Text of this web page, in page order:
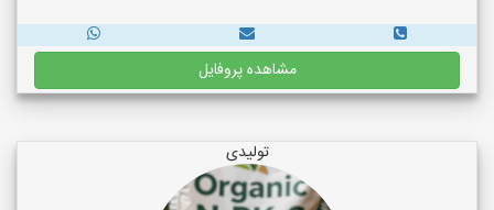
مشاهده پروفایل
تولیدی